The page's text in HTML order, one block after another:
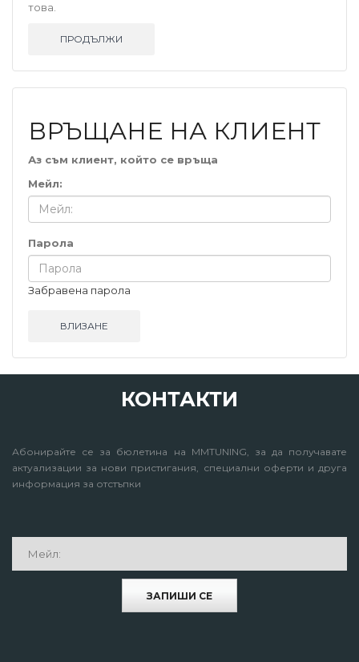
това.
ПРОДЪЛЖИ
ВРЪЩАНЕ НА КЛИЕНТ
Аз съм клиент, който се връща
Мейл:
Парола
Забравена парола
КОНТАКТИ
Абонирайте се за бюлетина на MMTUNING, за да получавате
актуализации за нови пристигания, специални оферти и друга
информация за отстъпки
ЗАПИШИ СЕ